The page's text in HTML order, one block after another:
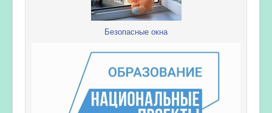
Безопасные окна